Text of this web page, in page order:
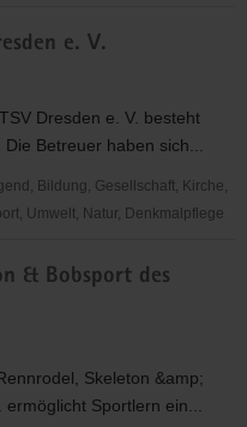
e. V.
Dresden e. V. besteht
Betreuer haben sich...
Bildung, Gesellschaft, Kirche,
Umwelt, Natur, Denkmalpflege
& Bobsport des
Skeleton &amp;
Sportlern ein...